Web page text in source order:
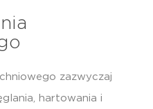
zazwyczaj
hartowania i